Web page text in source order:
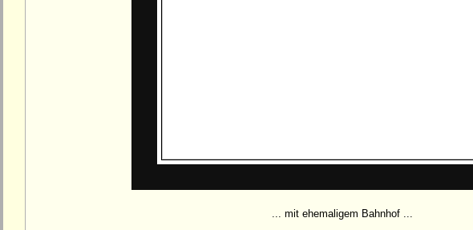
... mit ehemaligem Bahnhof ...